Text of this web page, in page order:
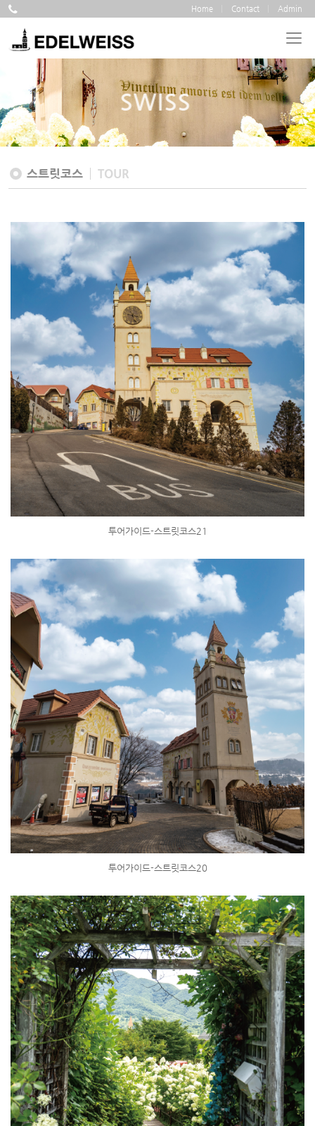
Home Contact Admin
SWISS
스트릿코스 TOUR
투어가이드-스트릿코스21
투어가이드-스트릿코스20